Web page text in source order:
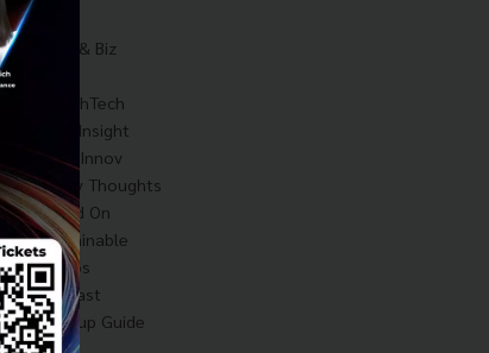
Tech & Biz
HealthTech
Exec Insight
Corp Innov
Saucy Thoughts
Based On
Sustainable
Videos
Podcast
Startup Guide